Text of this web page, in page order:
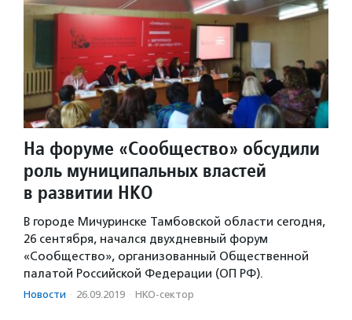
На форуме «Сообщество» обсудили
роль муниципальных властей
в развитии НКО
В городе Мичуринске Тамбовской области сегодня,
26 сентября, начался двухдневный форум
«Сообщество», организованный Общественной
палатой Российской Федерации (ОП РФ).
Новости · 26.09.2019 · НКО-сектор